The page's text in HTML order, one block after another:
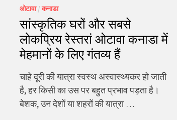
ओटावा/कनाडा
सांस्कृतिक घरों और सबसे
लोकप्रिय रेस्तरां ओटावा कनाडा में
मेहमानों के लिए गंतव्य हैं
चाहे दूरी की यात्रा स्वस्थ अस्वास्थ्यकर हो जाती
है, हर किसी का उस पर बहुत प्रभाव पड़ता है।
बेशक, उन देशों या शहरों की यात्रा …